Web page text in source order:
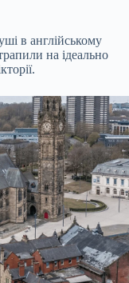
в англійському
на ідеально